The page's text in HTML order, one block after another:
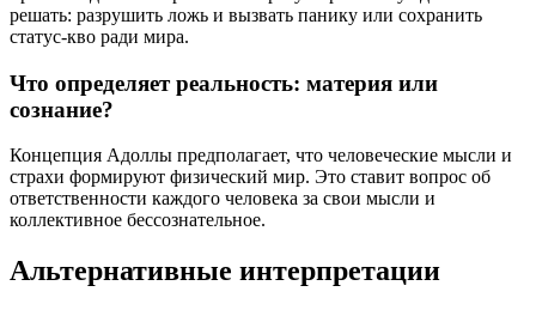
решать: разрушить ложь и вызвать панику или сохранить
статус-кво ради мира.
Что определяет реальность: материя или
сознание?
Концепция Адоллы предполагает, что человеческие мысли и
страхи формируют физический мир. Это ставит вопрос об
ответственности каждого человека за свои мысли и
коллективное бессознательное.
Альтернативные интерпретации